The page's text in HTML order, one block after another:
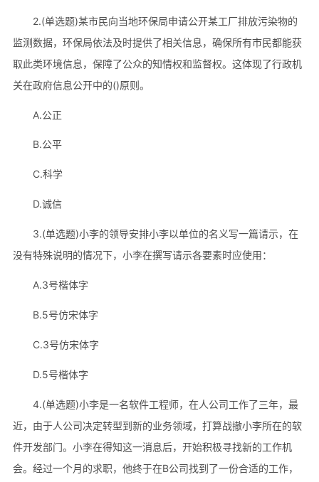
2.(单选题)某市民向当地环保局申请公开某工厂排放污染物的
监测数据，环保局依法及时提供了相关信息，确保所有市民都能获
取此类环境信息，保障了公众的知情权和监督权。这体现了行政机
关在政府信息公开中的()原则。
A.公正
B.公平
C.科学
D.诚信
3.(单选题)小李的领导安排小李以单位的名义写一篇请示，在
没有特殊说明的情况下，小李在撰写请示各要素时应使用：
A.3号楷体字
B.5号仿宋体字
C.3号仿宋体字
D.5号楷体字
4.(单选题)小李是一名软件工程师，在人公司工作了三年，最
近，由于人公司决定转型到新的业务领域，打算战撤小李所在的软
件开发部门。小李在得知这一消息后，开始积极寻找新的工作机
会。经过一个月的求职，他终于在B公司找到了一份合适的工作，